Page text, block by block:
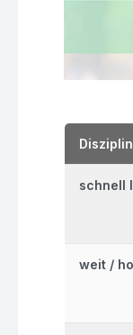
Disziplin
schnell
weit /